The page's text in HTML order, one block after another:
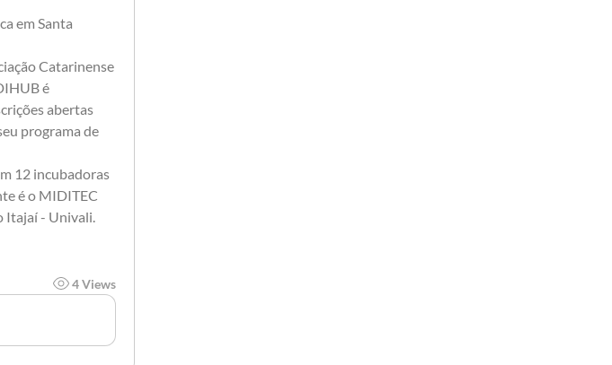
Catarinense
é
abertas
programa de
12 incubadoras
é o MIDITEC
Itajaí - Univali.
4 Views